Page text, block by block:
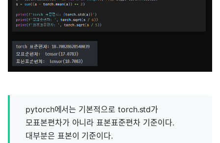
pytorch에서는 기본적으로 torch.std가
모표본편차가 아니라 표본표준편차 기준이다.
대부분은 표본이 기준이다.